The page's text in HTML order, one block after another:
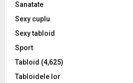
Sanatate
Sexy cuplu
Sexy tabloid
Sport
Tabloid (4,625)
Tabloidele lor